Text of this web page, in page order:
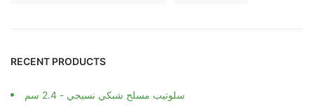
RECENT PRODUCTS
سلوتيب مسلح شبكي نسيجي - 2.4 سم